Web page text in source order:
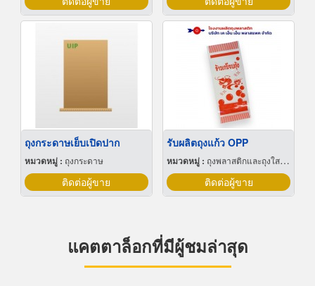
ถุงกระดาษเย็บเปิดปาก
หมวดหมู่ : ถุงกระดาษ
ติดต่อผู้ขาย
รับผลิตถุงแก้ว OPP
หมวดหมู่ : ถุงพลาสติกและถุงใสโปร่ง
ติดต่อผู้ขาย
แคตตาล็อกที่มีผู้ชมล่าสุด